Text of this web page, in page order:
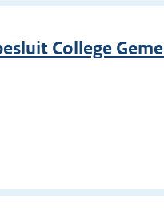
College